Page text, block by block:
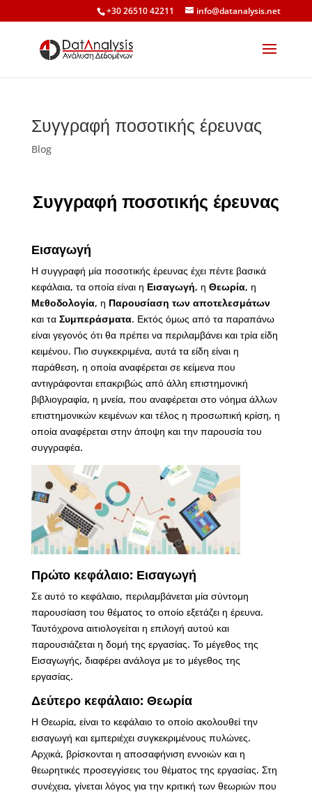
+30 26510 42211 info@datanalysis.net
Συγγραφή ποσοτικής έρευνας
Blog
Συγγραφή ποσοτικής έρευνας
Εισαγωγή
Η συγγραφή μία ποσοτικής έρευνας έχει πέντε βασικά
κεφάλαια, τα οποία είναι η Εισαγωγή, η Θεωρία, η
Μεθοδολογία, η Παρουσίαση των αποτελεσμάτων
και τα Συμπεράσματα. Εκτός όμως από τα παραπάνω
είναι γεγονός ότι θα πρέπει να περιλαμβάνει και τρία είδη
κειμένου. Πιο συγκεκριμένα, αυτά τα είδη είναι η
παράθεση, η οποία αναφέρεται σε κείμενα που
αντιγράφονται επακριβώς από άλλη επιστημονική
βιβλιογραφία, η μνεία, που αναφέρεται στο νόημα άλλων
επιστημονικών κειμένων και τέλος η προσωπική κρίση, η
οποία αναφέρεται στην άποψη και την παρουσία του
συγγραφέα.
Πρώτο κεφάλαιο: Εισαγωγή
Σε αυτό το κεφάλαιο, περιλαμβάνεται μία σύντομη
παρουσίαση του θέματος το οποίο εξετάζει η έρευνα.
Ταυτόχρονα αιτιολογείται η επιλογή αυτού και
παρουσιάζεται η δομή της εργασίας. Το μέγεθος της
Εισαγωγής, διαφέρει ανάλογα με το μέγεθος της
εργασίας.
Δεύτερο κεφάλαιο: Θεωρία
Η Θεωρία, είναι το κεφάλαιο το οποίο ακολουθεί την
εισαγωγή και εμπεριέχει συγκεκριμένους πυλώνες.
Αρχικά, βρίσκονται η αποσαφήνιση εννοιών και η
θεωρητικές προσεγγίσεις του θέματος της εργασίας. Στη
συνέχεια, γίνεται λόγος για την κριτική των θεωριών που